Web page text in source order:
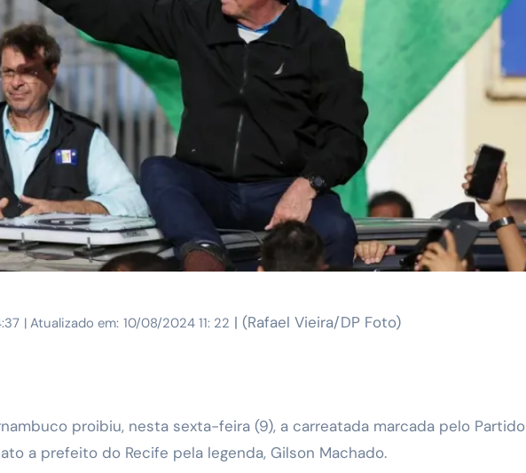
| Atualizado em: 10/08/2024 11: 22 | (Rafael Vieira/DP Foto)
proibiu, nesta sexta-feira (9), a carreatada marcada pelo Partido
a prefeito do Recife pela legenda, Gilson Machado.